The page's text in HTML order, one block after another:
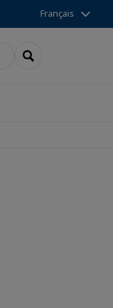
Français
RECHERCHER